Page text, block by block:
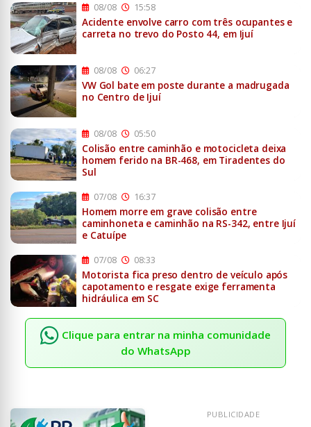
08/08 15:58
Acidente envolve carro com três ocupantes e
carreta no trevo do Posto 44, em Ijuí
08/08 06:27
VW Gol bate em poste durante a madrugada
no Centro de Ijuí
08/08 05:50
Colisão entre caminhão e motocicleta deixa
homem ferido na BR-468, em Tiradentes do
Sul
07/08 16:37
Homem morre em grave colisão entre
caminhoneta e caminhão na RS-342, entre Ijuí
e Catuípe
07/08 08:33
Motorista fica preso dentro de veículo após
capotamento e resgate exige ferramenta
hidráulica em SC
Clique para entrar na minha comunidade
do WhatsApp